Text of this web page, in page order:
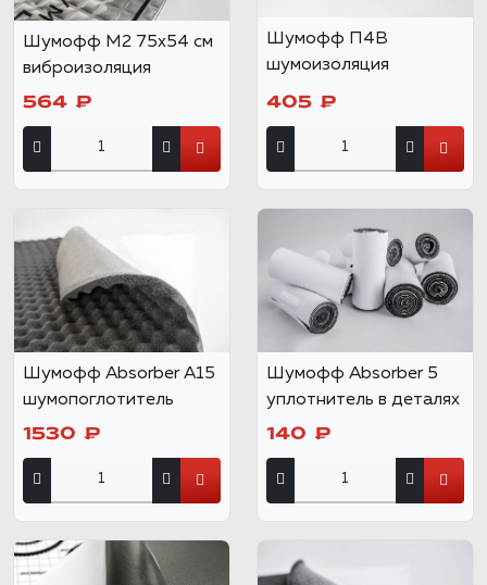
Шумофф М2 75x54 см
виброизоляция
564 ₽
Шумофф П4В
шумоизоляция
405 ₽
Шумофф Absorber А15
шумопоглотитель
1530 ₽
Шумофф Absorber 5
уплотнитель в деталях
140 ₽